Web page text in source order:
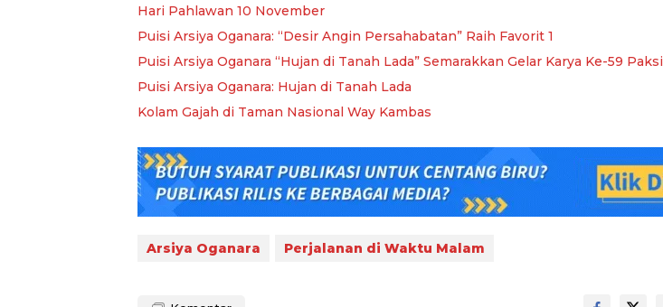
Hari Pahlawan 10 November
Puisi Arsiya Oganara: “Desir Angin Persahabatan” Raih Favorit 1
Puisi Arsiya Oganara “Hujan di Tanah Lada” Semarakkan Gelar Karya Ke-59 Paksi
Puisi Arsiya Oganara: Hujan di Tanah Lada
Kolam Gajah di Taman Nasional Way Kambas
Arsiya Oganara Perjalanan di Waktu Malam